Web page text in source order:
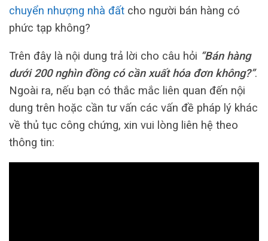
chuyển nhượng nhà đất cho người bán hàng có
phức tạp không?
Trên đây là nội dung trả lời cho câu hỏi “Bán hàng
dưới 200 nghìn đồng có cần xuất hóa đơn không?”.
Ngoài ra, nếu bạn có thắc mắc liên quan đến nội
dung trên hoặc cần tư vấn các vấn đề pháp lý khác
về thủ tục công chứng, xin vui lòng liên hệ theo
thông tin: